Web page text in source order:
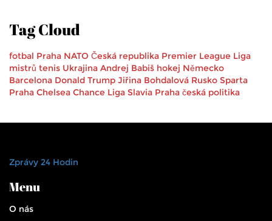
Tag Cloud
fotbal Praha NATO Česká republika Premier League Liga
mistrů tenis Ukrajina Andrej Babiš hokej Německo
Barcelona Donald Trump Jiřina Bohdalová Rusko Sparta
Praha Chelsea Chance Liga Slavia Praha česká politika
Zprávy 24 Hodin
Menu
O nás